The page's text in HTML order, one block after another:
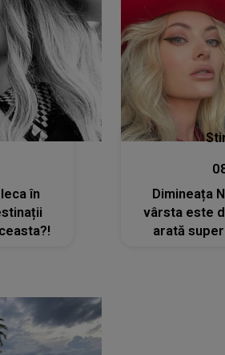
în
Dimineața
vârsta este
arată